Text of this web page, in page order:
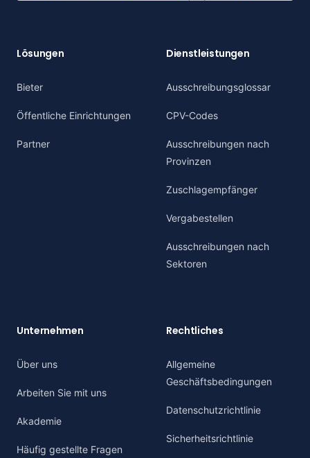
Lösungen
Bieter
Öffentliche Einrichtungen
Partner
Dienstleistungen
Ausschreibungsglossar
CPV-Codes
Ausschreibungen nach
Provinzen
Zuschlagempfänger
Vergabestellen
Ausschreibungen nach
Sektoren
Unternehmen
Über uns
Arbeiten Sie mit uns
Akademie
Häufig gestellte Fragen
Rechtliches
Allgemeine
Geschäftsbedingungen
Datenschutzrichtlinie
Sicherheitsrichtlinie